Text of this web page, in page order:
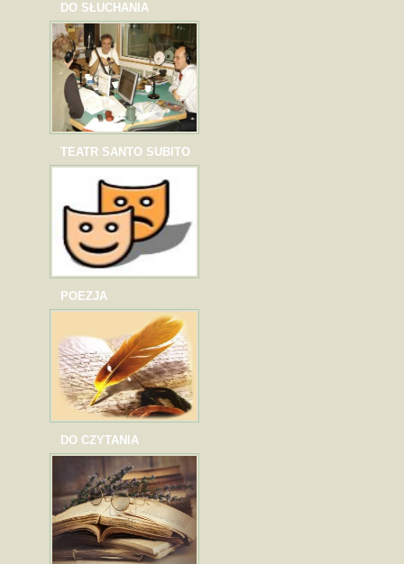
DO SŁUCHANIA
TEATR SANTO SUBITO
POEZJA
DO CZYTANIA